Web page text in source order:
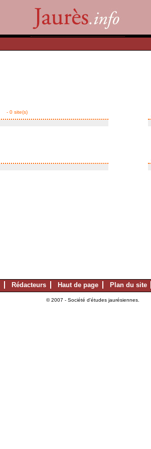
- 0 site(s)
Rédacteurs Haut de page Plan du site
© 2007 - Société d'études jaurésiennes.